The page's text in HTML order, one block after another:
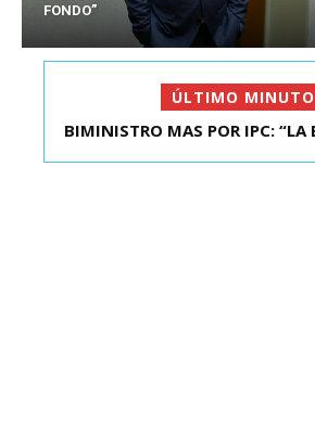
FONDO”
ÚLTIMO MINUTO
BIMINISTRO MAS POR IPC: “LA